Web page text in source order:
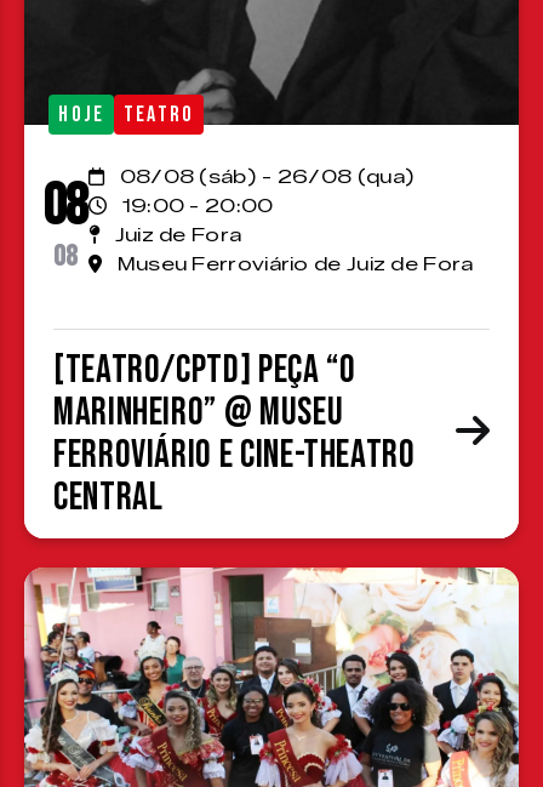
HOJE TEATRO
08
08
08/08 (sáb) - 26/08 (qua)
19:00 - 20:00
Juiz de Fora
Museu Ferroviário de Juiz de Fora
[TEATRO/CPTD] Peça “O
Marinheiro” @ Museu
Ferroviário e Cine-Theatro
Central